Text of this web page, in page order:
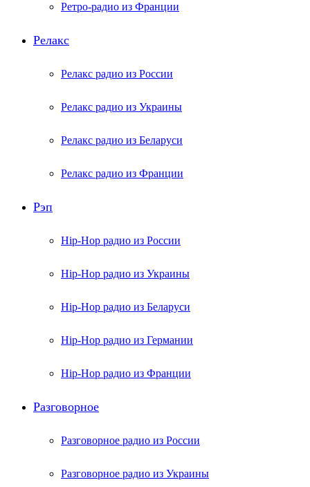
Ретро-радио из Франции
Релакс
Релакс радио из России
Релакс радио из Украины
Релакс радио из Беларуси
Релакс радио из Франции
Рэп
Hip-Hop радио из России
Hip-Hop радио из Украины
Hip-Hop радио из Беларуси
Hip-Hop радио из Германии
Hip-Hop радио из Франции
Разговорное
Разговорное радио из России
Разговорное радио из Украины